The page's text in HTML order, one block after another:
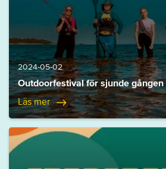
2024-05-02
Outdoorfestival för sjunde gången
Läs mer